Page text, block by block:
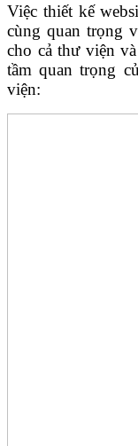
Việc thiết kế
cùng quan trọng
cho cả thư viện
tầm quan trọng
viện: